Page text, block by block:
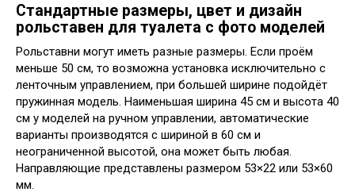
Стандартные размеры, цвет и дизайн
рольставен для туалета с фото моделей
Рольставни могут иметь разные размеры. Если проём
меньше 50 см, то возможна установка исключительно с
ленточным управлением, при большей ширине подойдёт
пружинная модель. Наименьшая ширина 45 см и высота 40
см у моделей на ручном управлении, автоматические
варианты производятся с шириной в 60 см и
неограниченной высотой, она может быть любая.
Направляющие представлены размером 53×22 или 53×60
мм.